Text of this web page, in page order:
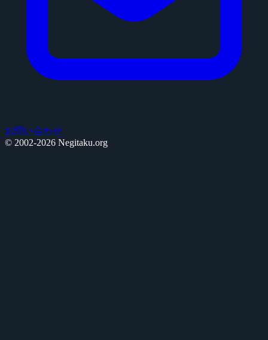
お問い合わせ
© 2002-2026 Negitaku.org